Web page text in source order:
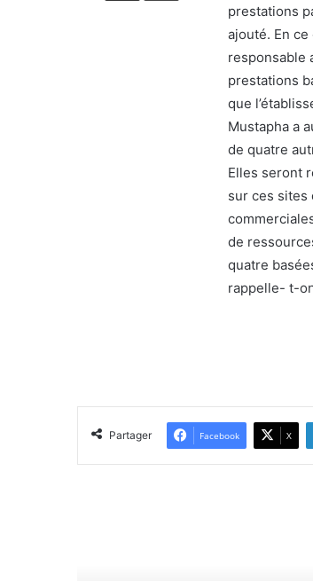
prestations
ajouté. En
responsable
prestations
que
Mustapha a
de quatre
Elles seront
sur ces sites
de
quatre
rappelle- t-
Partager Facebook X